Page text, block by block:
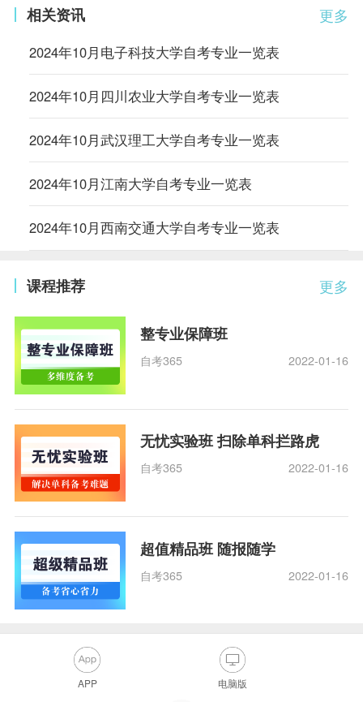
更多
相关资讯
2024年10月电子科技大学自考专业一览表
2024年10月四川农业大学自考专业一览表
2024年10月武汉理工大学自考专业一览表
2024年10月江南大学自考专业一览表
2024年10月西南交通大学自考专业一览表
更多
课程推荐
整专业保障班
自考365 2022-01-16
无忧实验班 扫除单科拦路虎
自考365 2022-01-16
超值精品班 随报随学
自考365 2022-01-16
APP 电脑版